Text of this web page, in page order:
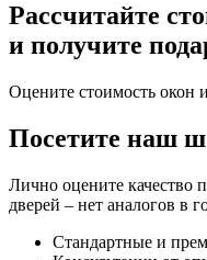
Рассчитайте
и получите
Оцените стоимость окон
Посетите наш
Лично оцените качество
дверей – нет аналогов в
Стандартные и